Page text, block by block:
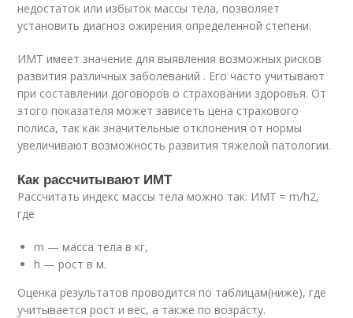
недостаток или избыток массы тела, позволяет
установить диагноз ожирения определенной степени.
ИМТ имеет значение для выявления возможных рисков
развития различных заболеваний . Его часто учитывают
при составлении договоров о страховании здоровья. От
этого показателя может зависеть цена страхового
полиса, так как значительные отклонения от нормы
увеличивают возможность развития тяжелой патологии.
Как рассчитывают ИМТ
Рассчитать индекс массы тела можно так: ИМТ = m/h2,
где
m — масса тела в кг,
h — рост в м.
Оценка результатов проводится по таблицам(ниже), где
учитывается рост и вес, а также по возрасту.